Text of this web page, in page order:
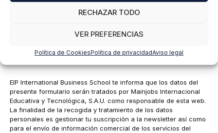
RECHAZAR TODO
VER PREFERENCIAS
Política de CookiesPolítica de privacidadAviso legal
Correo
electrónico
EIP International Business School te informa que los datos del
presente formulario serán tratados por Mainjobs Internacional
Educativa y Tecnológica, S.A.U. como responsable de esta web.
La finalidad de la recogida y tratamiento de los datos
personales es gestionar tu suscripción a la newsletter así como
para el envío de información comercial de los servicios del